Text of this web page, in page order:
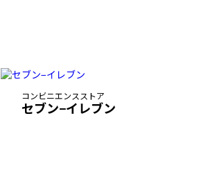
コンビニエンスストア
セブン−イレブン